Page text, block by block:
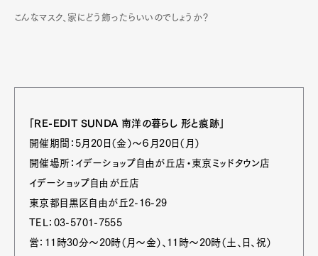
こんなマスク、家にどう飾ったらいいのでしょうか？
「RE-EDIT SUNDA 南洋の暮らし 形と痕跡」
開催期間：5月20日（金）～６月20日（月）
開催場所：イデーショップ自由が丘店・東京ミッドタウン店
イデーショップ自由が丘店
東京都目黒区自由が丘2-16-29
TEL：03-5701-7555
営：11時30分～20時（月～金）、11時～20時（土、日、祝）